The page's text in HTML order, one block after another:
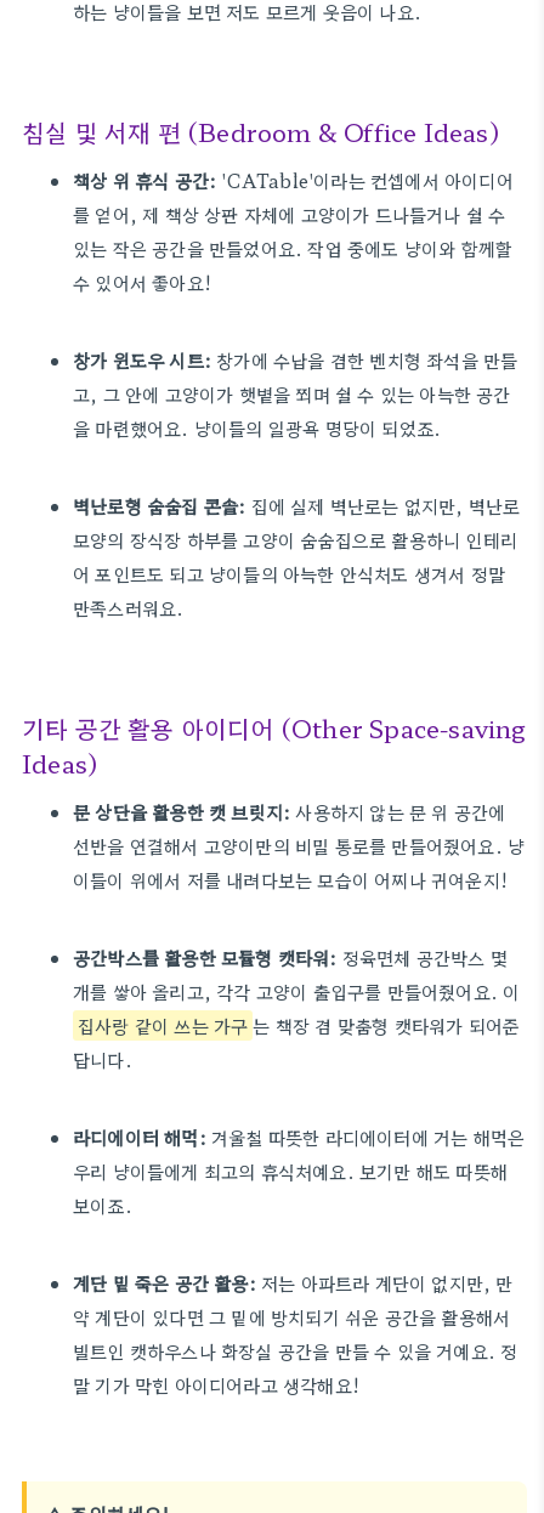
하는 냥이들을 보면 저도 모르게 웃음이 나요.
침실 및 서재 편 (Bedroom & Office Ideas)
책상 위 휴식 공간: 'CATable'이라는 컨셉에서 아이디어
를 얻어, 제 책상 상판 자체에 고양이가 드나들거나 쉴 수
있는 작은 공간을 만들었어요. 작업 중에도 냥이와 함께할
수 있어서 좋아요!
창가 윈도우 시트: 창가에 수납을 겸한 벤치형 좌석을 만들
고, 그 안에 고양이가 햇볕을 쬐며 쉴 수 있는 아늑한 공간
을 마련했어요. 냥이들의 일광욕 명당이 되었죠.
벽난로형 숨숨집 콘솔: 집에 실제 벽난로는 없지만, 벽난로
모양의 장식장 하부를 고양이 숨숨집으로 활용하니 인테리
어 포인트도 되고 냥이들의 아늑한 안식처도 생겨서 정말
만족스러워요.
기타 공간 활용 아이디어 (Other Space-saving
Ideas)
문 상단을 활용한 캣 브릿지: 사용하지 않는 문 위 공간에
선반을 연결해서 고양이만의 비밀 통로를 만들어줬어요. 냥
이들이 위에서 저를 내려다보는 모습이 어찌나 귀여운지!
공간박스를 활용한 모듈형 캣타워: 정육면체 공간박스 몇
개를 쌓아 올리고, 각각 고양이 출입구를 만들어줬어요. 이
집사랑 같이 쓰는 가구 는 책장 겸 맞춤형 캣타워가 되어준
답니다.
라디에이터 해먹: 겨울철 따뜻한 라디에이터에 거는 해먹은
우리 냥이들에게 최고의 휴식처예요. 보기만 해도 따뜻해
보이죠.
계단 밑 죽은 공간 활용: 저는 아파트라 계단이 없지만, 만
약 계단이 있다면 그 밑에 방치되기 쉬운 공간을 활용해서
빌트인 캣하우스나 화장실 공간을 만들 수 있을 거예요. 정
말 기가 막힌 아이디어라고 생각해요!